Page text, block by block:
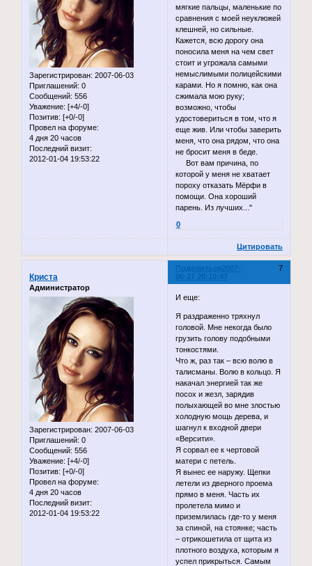
Зарегистрирован: 2007-06-03
Приглашений: 0
Сообщений: 556
Уважение: [+4/-0]
Позитив: [+0/-0]
Провел на форуме:
4 дня 20 часов
Последний визит:
2012-01-04 19:53:22
мягкие пальцы, маленькие по
сравнения с моей неуклюжей
клешней, но сильные.
Кажется, всю дорогу она
поносила меня на чем свет
стоит и угрожала самыми
немыслимыми полицейскими
карами. Но я помню, как она
сжимала мою руку;
возможно, чтобы
удостовериться в том, что я
еще жив. Или чтобы заверить
меня, что она рядом, что она
не бросит меня в беде.
Вот вам причина, по
которой у меня не хватает
пороху отказать Мёрфи в
помощи. Она хороший
парень. Из лучших..."
0
Цитировать
Поделиться 7
2007-
06-27 20:10:47
Криста
Администратор
Зарегистрирован: 2007-06-03
Приглашений: 0
Сообщений: 556
Уважение: [+4/-0]
Позитив: [+0/-0]
Провел на форуме:
4 дня 20 часов
Последний визит:
2012-01-04 19:53:22
И еще:
Я раздраженно тряхнул
головой. Мне некогда было
грузить голову подобными
тонкостями.
Что ж, раз так – всю волю в
талисманы. Волю в кольцо. Я
накачал энергией так же
посох и жезл, зарядив
полыхающей во мне злостью
холодную мощь дерева, и
шагнул к входной двери
«Версити».
Я сорвал ее к чертовой
матери с петель.
Я вынес ее наружу. Щепки
летели из дверного проема
прямо в меня. Часть их
пролетела мимо и
приземлилась где-то у меня
за спиной, на стоянке; часть
– отрикошетила от щита из
плотного воздуха, которым я
успел прикрыться. Самым